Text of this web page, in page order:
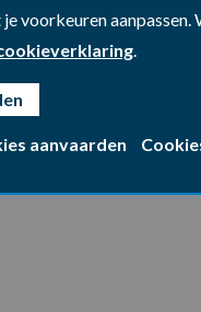
voorkeuren aanpassen.
aanvaarden